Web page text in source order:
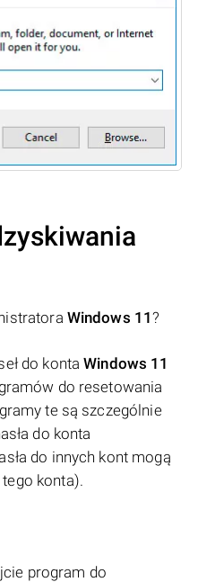
Windows 11?
do kontaWindows 11
do resetowania
te są szczególnie
do konta
do innych kont mogą
konta).
program do